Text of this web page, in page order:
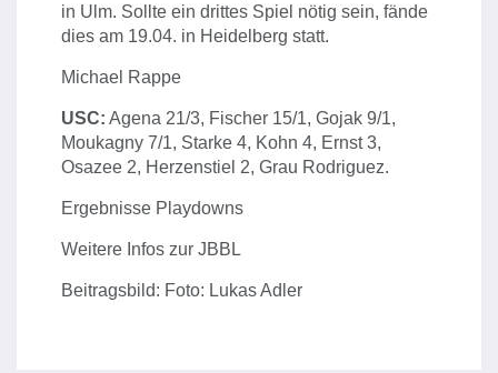
in Ulm. Sollte ein drittes Spiel nötig sein, fände
dies am 19.04. in Heidelberg statt.
Michael Rappe
USC: Agena 21/3, Fischer 15/1, Gojak 9/1,
Moukagny 7/1, Starke 4, Kohn 4, Ernst 3,
Osazee 2, Herzenstiel 2, Grau Rodriguez.
Ergebnisse Playdowns
Weitere Infos zur JBBL
Beitragsbild: Foto: Lukas Adler